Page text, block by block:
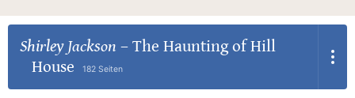
Shirley Jackson – The Haunting of Hill
House
182 Seiten